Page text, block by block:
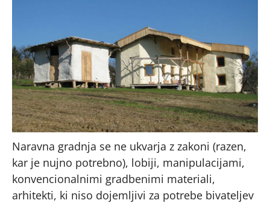
Naravna gradnja se ne ukvarja z zakoni (razen,
kar je nujno potrebno), lobiji, manipulacijami,
konvencionalnimi gradbenimi materiali,
arhitekti, ki niso dojemljivi za potrebe bivateljev